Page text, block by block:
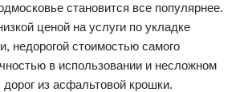
становится все популярнее.
ценой на услуги по укладке
недорогой стоимостью самого
в использовании и несложном
из асфальтовой крошки.